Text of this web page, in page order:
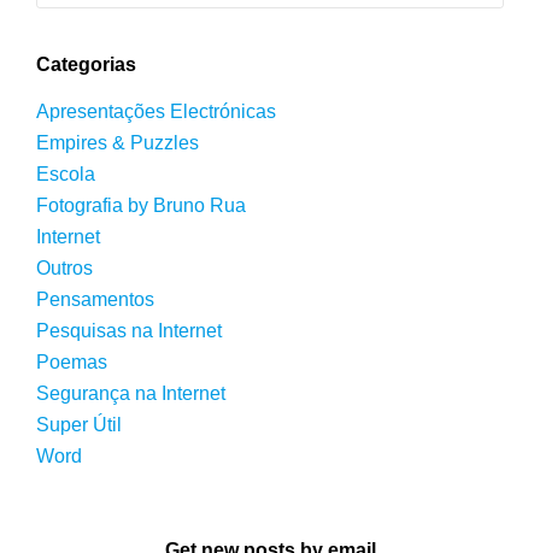
Categorias
Apresentações Electrónicas
Empires & Puzzles
Escola
Fotografia by Bruno Rua
Internet
Outros
Pensamentos
Pesquisas na Internet
Poemas
Segurança na Internet
Super Útil
Word